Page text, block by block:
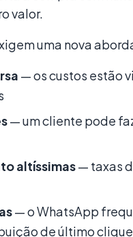
valor.
uma nova
— os custos estão
— um cliente pode
altíssimas— taxas
— o WhatsApp
de último